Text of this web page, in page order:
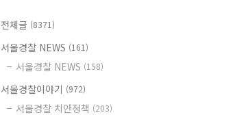
전체글 (8371)
서울경찰 NEWS (161)
서울경찰 NEWS (158)
서울경찰이야기 (972)
서울경찰 치안정책 (203)